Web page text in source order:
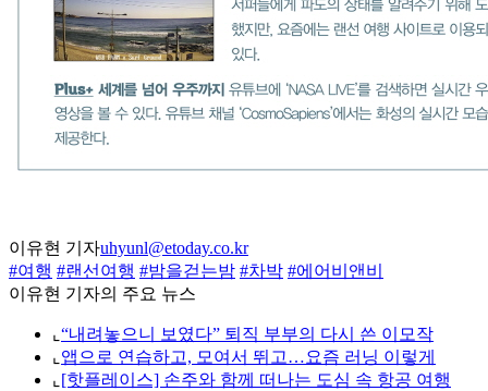
이유현 기자uhyunl@etoday.co.kr
#여행 #랜선여행 #밤을걷는밤 #차박 #에어비앤비
이유현 기자의 주요 뉴스
⌞ “내려놓으니 보였다” 퇴직 부부의 다시 쓴 이모작
⌞ 앱으로 연습하고, 모여서 뛰고…요즘 러닝 이렇게
⌞ [핫플레이스] 손주와 함께 떠나는 도심 속 항공 여행